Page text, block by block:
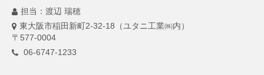
担当：渡辺 瑞穂
東大阪市稲田新町2-32-18（ユタニ工業㈱内）
〒577-0004
06-6747-1233